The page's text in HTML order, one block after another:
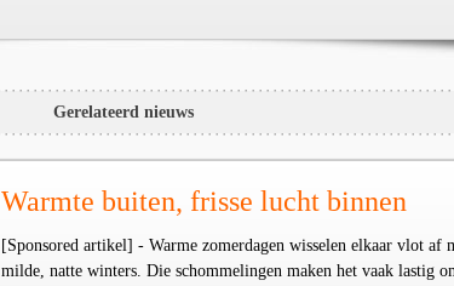
Gerelateerd nieuws
Warmte buiten, frisse lucht binnen
[Sponsored artikel] - Warme zomerdagen wisselen elkaar vlot af
milde, natte winters. Die schommelingen maken het vaak lastig